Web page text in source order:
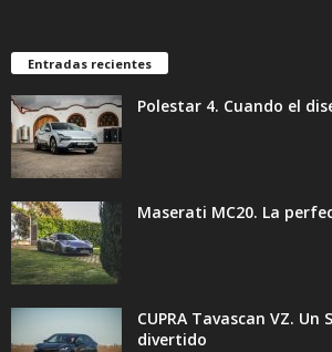
Entradas recientes
Polestar 4. Cuando el
Maserati MC20. La
CUPRA Tavascan VZ. Un
divertido